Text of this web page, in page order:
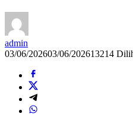
admin
03/06/202603/06/202613214